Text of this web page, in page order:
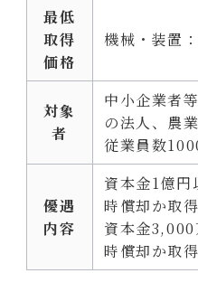
最低
取得
価格
機械・装置
対象
者
中小企業者
の法人、農
従業員数
優遇
内容
資本金1
時償却か取
資本金
時償却か取